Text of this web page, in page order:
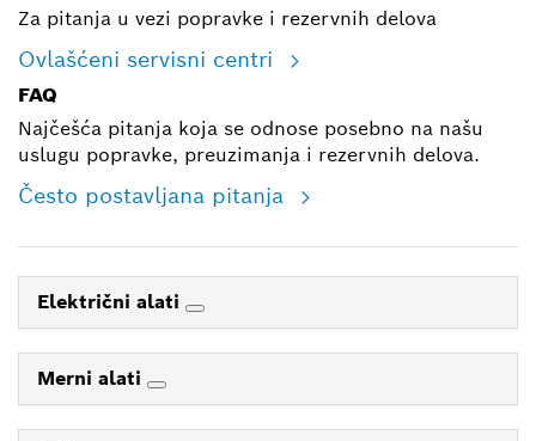
Za pitanja u vezi popravke i rezervnih delova
Ovlašćeni servisni centri
FAQ
Najčešća pitanja koja se odnose posebno na našu
uslugu popravke, preuzimanja i rezervnih delova.
Često postavljana pitanja
Električni alati
Merni alati